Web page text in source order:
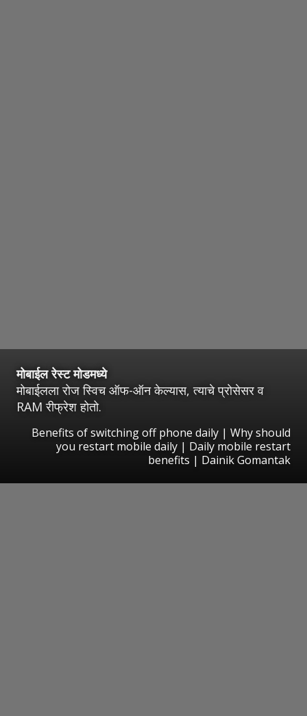
मोबाईल रेस्ट मोडमध्ये
मोबाईलला रोज स्विच ऑफ-ऑन केल्यास, त्याचे प्रोसेसर व
RAM रीफ्रेश होतो.
Benefits of switching off phone daily | Why should
you restart mobile daily | Daily mobile restart
benefits | Dainik Gomantak